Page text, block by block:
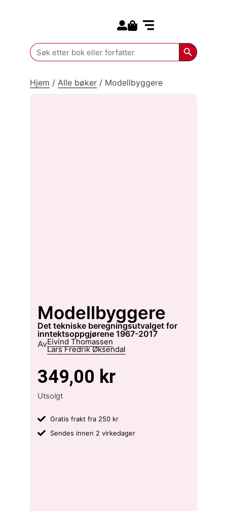
Search
for:
Search
Hjem / Alle bøker / Modellbyggere
Modellbyggere
Det tekniske beregningsutvalget for
inntektsoppgjørene 1967-2017
AvEivind Thomassen
Lars Fredrik Øksendal
349,00 kr
Utsolgt
Gratis frakt fra 250 kr
Sendes innen 2 virkedager